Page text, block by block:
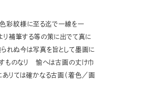
彩紋様に至る迄で一線を一
補筆する等の策に出でて真に
ぬ今は写真を旨として墨画に
ものなり 愉へは古画の丈け巾
りては確かなる古画（着色／画